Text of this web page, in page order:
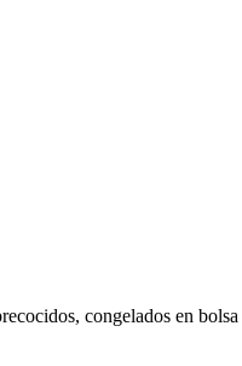
congelados en bolsa